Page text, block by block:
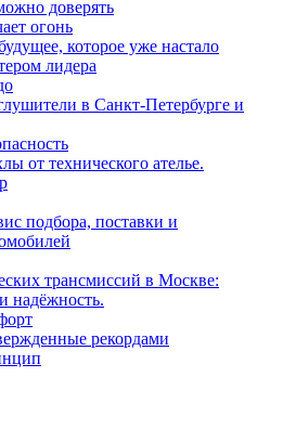
доверять
огонь
которое уже настало
лидера
в Санкт-Петербурге и
от технического ателье.
подбора, поставки и
трансмиссий в Москве:
надёжность.
рекордами